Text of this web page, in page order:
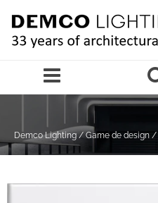
Demco Lighting / Game de design /